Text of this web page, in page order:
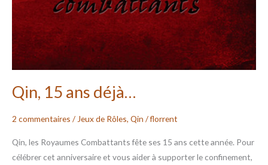
Qin, 15 ans déjà…
2 commentaires / Jeux de Rôles, Qin /florrent
Qin, les Royaumes Combattants fête ses 15 ans cette année. Pour
célébrer cet anniversaire et vous aider à supporter le confinement,